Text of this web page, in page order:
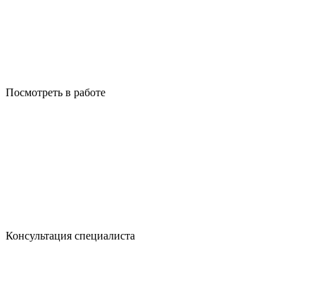
Посмотреть в работе
Консультация специалиста